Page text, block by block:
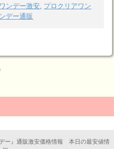
ンデー激安 プロクリアワン
デー通販
ー』通販激安価格情報 本日の最安値情